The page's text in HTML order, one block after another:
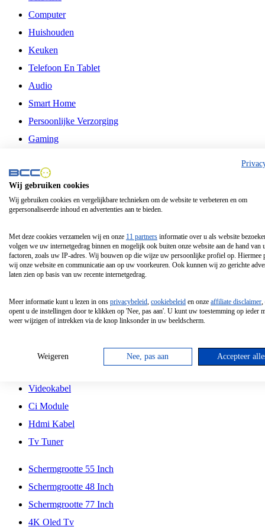
Computer
Huishouden
Keuken
Telefoon En Tablet
Audio
Smart Home
Persoonlijke Verzorging
Gaming
Philips
Schermgrootte 24 Inch
Schermgrootte 85 Inch
Schermgrootte 98 Inch
Tcl
Hd Led Tv
Antennekabel
Videokabel
Ci Module
Hdmi Kabel
Tv Tuner
Schermgrootte 55 Inch
Schermgrootte 48 Inch
Schermgrootte 77 Inch
4K Oled Tv
Wij gebruiken cookies
Wij gebruiken cookies en vergelijkbare technieken om de website te verbeteren en om
gepersonaliseerde inhoud en advertenties aan te bieden.
Met deze cookies verzamelen wij en onze 11 partners informatie over u als website
volgen we uw internetgedrag binnen en mogelijk ook buiten onze website aan de hand van
factoren, zoals uw IP-adres. Wij bouwen op die wijze uw persoonlijke profiel op. Hiermee
wij onze website en communicatie aan op uw voorkeuren. Ook kunnen wij zo gerichte
laten zien op basis van uw recente internetgedrag.
Meer informatie kunt u lezen in ons privacybeleid, cookiebeleid en onze affiliate disclaimer,
opent u de instellingen door te klikken op 'Nee, pas aan'. U kunt uw toestemming op ieder
weer wijzigen of intrekken via de knop linksonder in uw beeldscherm.
Weigeren Nee, pas aan Accepteer